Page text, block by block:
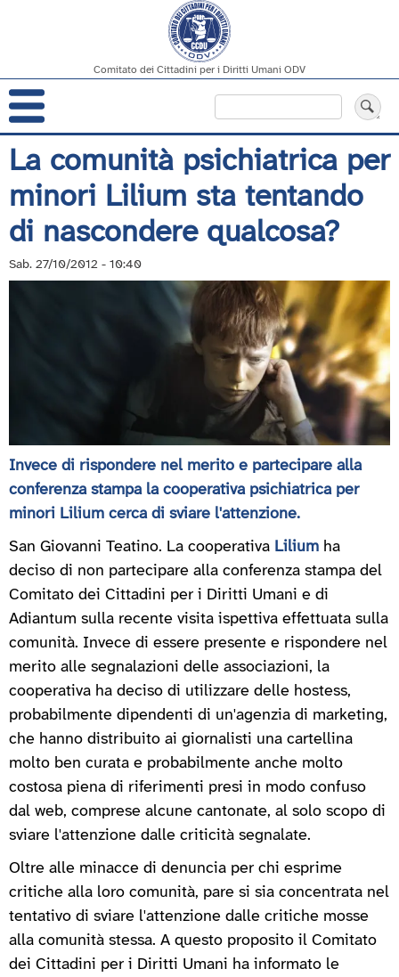
Salta
al
contenuto
principale
Comitato dei Cittadini per i Diritti Umani ODV
Navigazione
principale
La comunità psichiatrica per
minori Lilium sta tentando
di nascondere qualcosa?
Sab. 27/10/2012 - 10:40
Invece di rispondere nel merito e partecipare alla
conferenza stampa la cooperativa psichiatrica per
minori Lilium cerca di sviare l'attenzione.
San Giovanni Teatino. La cooperativa Lilium ha
deciso di non partecipare alla conferenza stampa del
Comitato dei Cittadini per i Diritti Umani e di
Adiantum sulla recente visita ispettiva effettuata sulla
comunità. Invece di essere presente e rispondere nel
merito alle segnalazioni delle associazioni, la
cooperativa ha deciso di utilizzare delle hostess,
probabilmente dipendenti di un'agenzia di marketing,
che hanno distribuito ai giornalisti una cartellina
molto ben curata e probabilmente anche molto
costosa piena di riferimenti presi in modo confuso
dal web, comprese alcune cantonate, al solo scopo di
sviare l'attenzione dalle criticità segnalate.
Oltre alle minacce di denuncia per chi esprime
critiche alla loro comunità, pare si sia concentrata nel
tentativo di sviare l'attenzione dalle critiche mosse
alla comunità stessa. A questo proposito il Comitato
dei Cittadini per i Diritti Umani ha informato le